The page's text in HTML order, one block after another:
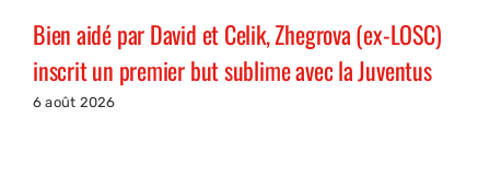
Bien aidé par David et Celik, Zhegrova (ex-LOSC)
inscrit un premier but sublime avec la Juventus
6 août 2026